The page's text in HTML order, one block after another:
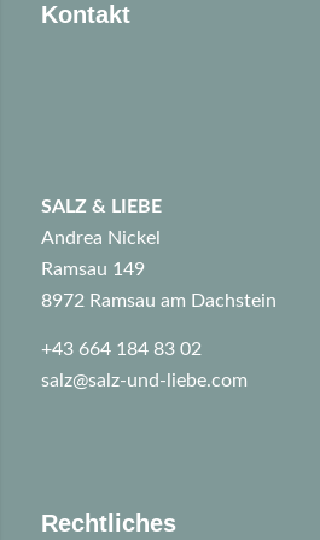
Kontakt
SALZ & LIEBE
Andrea Nickel
Ramsau 149
8972 Ramsau am Dachstein
+43 664 184 83 02
salz@salz-und-liebe.com
Rechtliches